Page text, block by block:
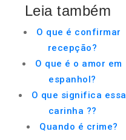
Leia também
O que é confirmar
recepção?
O que é o amor em
espanhol?
O que significa essa
carinha ??
Quando é crime?